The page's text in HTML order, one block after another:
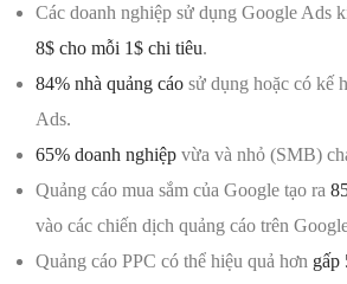
Các doanh nghiệp sử dụng Google Ads
8$ cho mỗi 1$ chi tiêu.
84% nhà quảng cáo sử dụng hoặc có kế
Ads.
65% doanh nghiệp vừa và nhỏ (SMB)
Quảng cáo mua sắm của Google tạo ra
vào các chiến dịch quảng cáo trên
Quảng cáo PPC có thể hiệu quả hơn gấp